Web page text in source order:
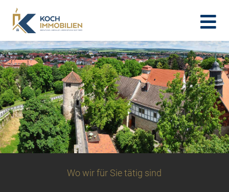
Wo wir für Sie tätig sind